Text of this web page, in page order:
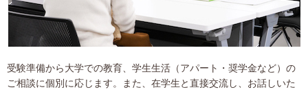
受験準備から大学での教育、学生生活（アパート・奨学金など）の
ご相談に個別に応じます。また、在学生と直接交流し、お話しいた